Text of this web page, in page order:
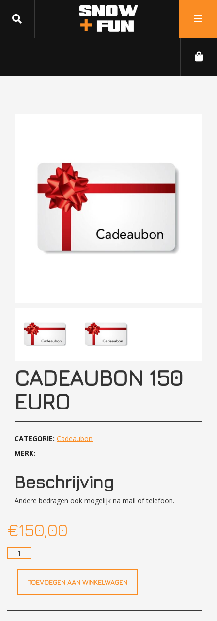
CADEAUBON 150
EURO
CATEGORIE: Cadeaubon
MERK:
Beschrijving
Andere bedragen ook mogelijk na mail of telefoon.
€150,00
CADEAUBON
150
EURO
aantalTOEVOEGEN AAN WINKELWAGEN